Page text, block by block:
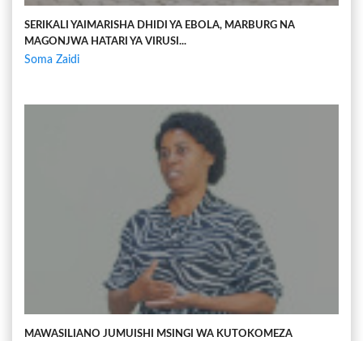
SERIKALI YAIMARISHA DHIDI YA EBOLA, MARBURG NA
MAGONJWA HATARI YA VIRUSI...
Soma Zaidi
MAWASILIANO JUMUISHI MSINGI WA KUTOKOMEZA